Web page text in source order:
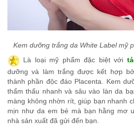
Kem dưỡng trắng da White Label mỹ
Là loại mỹ phẩm đặc biệt với
dưỡng và làm trắng được kết hợp
thành phần độc đáo Placenta. Kem
thẩm thấu nhanh và sâu vào làn da
màng không nhờn rít, giúp bạn nhanh
mịn như da em bé mà bạn hằng mơ
nhà sản xuất đã gửi đến bạn.